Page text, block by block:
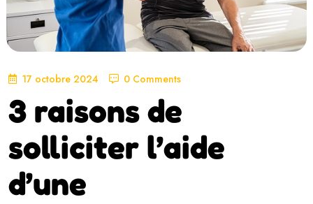
17 octobre 2024 0 Comments
3 raisons de
solliciter l’aide
d’une